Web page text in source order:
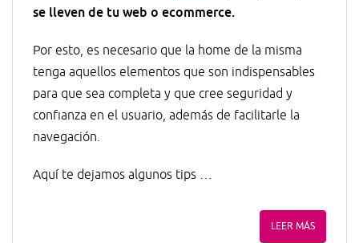
se lleven de tu web o ecommerce.
Por esto, es necesario que la home de la misma
tenga aquellos elementos que son indispensables
para que sea completa y que cree seguridad y
confianza en el usuario, además de facilitarle la
navegación.
Aquí te dejamos algunos tips …
LEER MÁS